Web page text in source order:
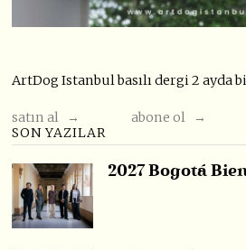
ArtDog Istanbul basılı dergi 2 ayda
satın al →
abone ol →
SON YAZILAR
2027 Bogotá